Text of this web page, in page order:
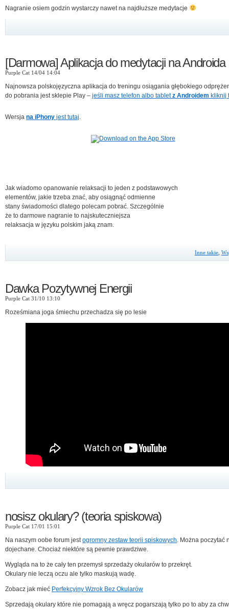
Nagranie osiem godzin wystarczy nawet na najdłuższe medytacje
[Darmowa] Aplikacja do medytacji na Androida
Purple Cat 14/04 14:04
Najnowsza polskojęzyczna aplikacja do treningu osiągania głębokiego
do pobrania jest sklepie Play – jeśli masz telefon albo tabletz Androidem kliknij
Wersja na iPhony jest tutaj.
Jak wiadomo opanowanie relaksacji to jeden z podstawowych
elementów, jakie trzeba znać, aby osiągnąć odmienne
stany świadomości dlatego polecam pobrać. Szczególnie
że to darmowe nagranie to najskuteczniejsza
relaksacja w języku polskim jaką znam.
Inne takie
Dawka Pozytywnej Energii
Purple Cat 31/10 13:10
Roześmiana joga śmiechu przechadza się po lesie
nosisz okulary? (teoria spiskowa)
Purple Cat 17/01 15:01
Na naszym oobe forum jestogromny zestaw teorii spiskowych. Można poczytać
dojechane. Chociaż niektóre są pewnie prawdziwe.
Wygląda na to że cały ten przemysł sprzedaży okularów to przekręt.
Okulary nie leczą oczu ale tylko maskują wadę.
Zobacz jak mieć Perfekcyjny Wzrok Bez Okularów
Sprzedają okulary które nie pomagają a wręcz pogarszają tylko po to aby za